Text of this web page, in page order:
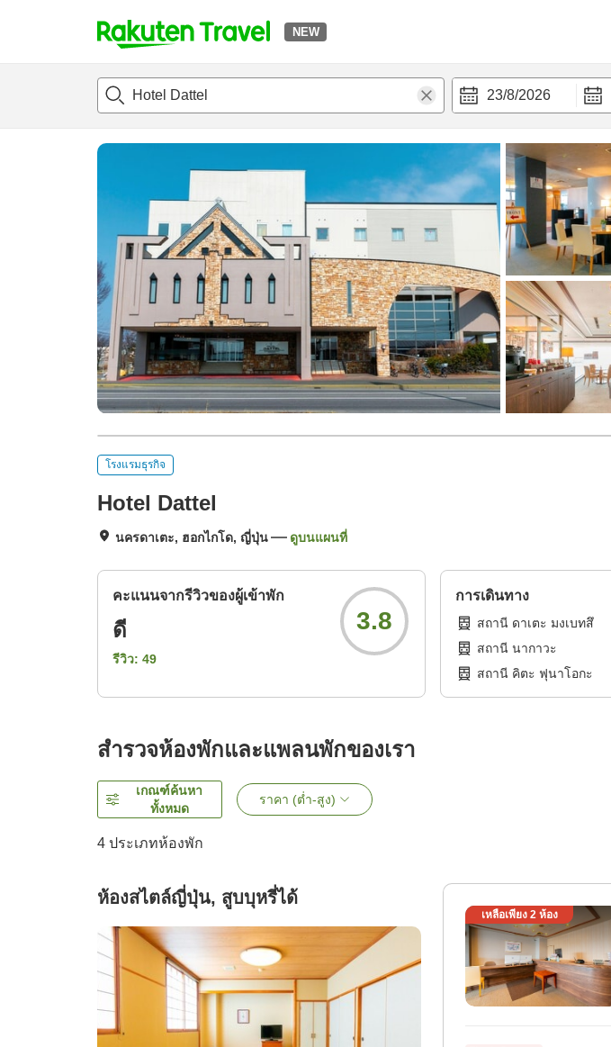
NEW
t
p
a
a
r
c
23/8/2026
แนะนำที่พักห้องพักและแพลนพัก
โรงแรมธุรกิจ
Hotel Dattel
นครดาเตะ, ฮอกไกโด, ญี่ปุ่น ดูบนแผนที่
คะแนนจากรีวิวของผู้เข้าพัก
ดี
รีวิว: 49
3.8
การเดินทาง
สถานี ดาเตะ มงเบทสึ
สถานี นากาวะ
สถานี คิตะ ฟุนาโอกะ
สำรวจห้องพักและแพลนพักของเรา
เกณฑ์ค้นหา
ทั้งหมด
ราคา (ต่ำ-สูง)
4 ประเภทห้องพัก
ห้องสไตล์ญี่ปุ่น, สูบบุหรี่ได้
เหลือเพียง 2ห้อง